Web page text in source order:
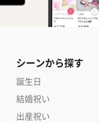
シーンから探す
誕生日
結婚祝い
出産祝い